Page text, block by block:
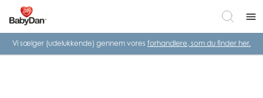
menu
Vi sælger (udelukkende) gennem vores forhandlere, som du finder her.